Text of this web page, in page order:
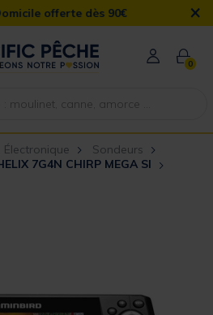
dès 90€ ×
0
Électronique
Sondeurs
7G4N CHIRP MEGA SI